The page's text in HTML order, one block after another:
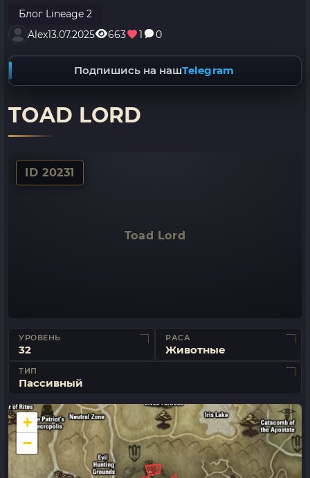
Блог Lineage 2
Alex13.07.2025 663 1 0
Подпишись на нашTelegram
TOAD LORD
ID 20231
Toad Lord
УРОВЕНЬ
32
РАСА
Животные
ТИП
Пассивный
+
−